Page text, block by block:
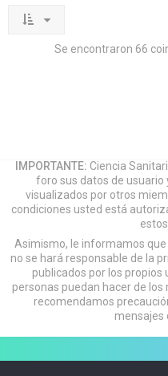
Se encontraron 66
IMPORTANTE: Ciencia
foro sus datos de
visualizados por otros
condiciones usted está
Asimismo, le informamos
no se hará responsable de la
publicados por los propios
personas puedan hacer de
recomendamos
mensajes